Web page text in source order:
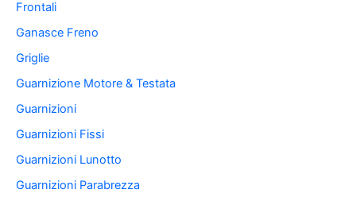
Frontali
Ganasce Freno
Griglie
Guarnizione Motore & Testata
Guarnizioni
Guarnizioni Fissi
Guarnizioni Lunotto
Guarnizioni Parabrezza